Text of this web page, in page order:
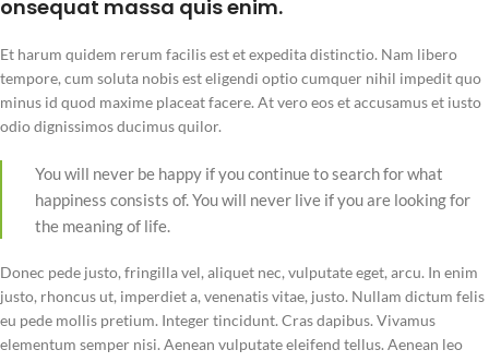
onsequat massa quis enim.
Et harum quidem rerum facilis est et expedita distinctio. Nam libero
tempore, cum soluta nobis est eligendi optio cumquer nihil impedit quo
minus id quod maxime placeat facere. At vero eos et accusamus et iusto
odio dignissimos ducimus quilor.
You will never be happy if you continue to search for what
happiness consists of. You will never live if you are looking for
the meaning of life.
Donec pede justo, fringilla vel, aliquet nec, vulputate eget, arcu. In enim
justo, rhoncus ut, imperdiet a, venenatis vitae, justo. Nullam dictum felis
eu pede mollis pretium. Integer tincidunt. Cras dapibus. Vivamus
elementum semper nisi. Aenean vulputate eleifend tellus. Aenean leo